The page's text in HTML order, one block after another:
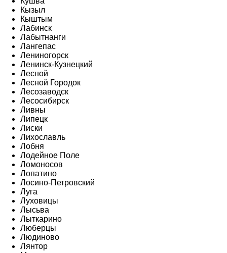
Кызыл
Кыштым
Лабинск
Лабытнанги
Лангепас
Лениногорск
Ленинск-Кузнецкий
Лесной
Лесной Городок
Лесозаводск
Лесосибирск
Ливны
Липецк
Лиски
Лихославль
Лобня
Лодейное Поле
Ломоносов
Лопатино
Лосино-Петровский
Луга
Луховицы
Лысьва
Лыткарино
Люберцы
Людиново
Лянтор